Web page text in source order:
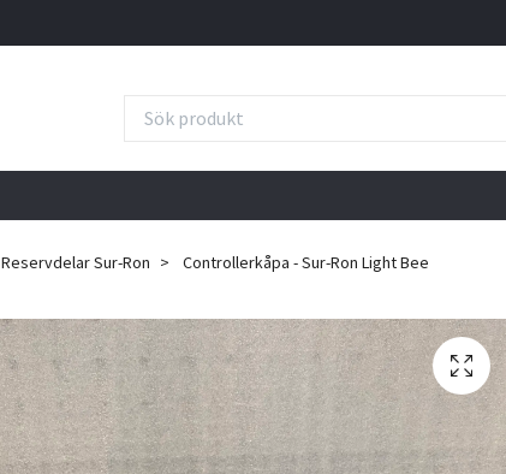
Reservdelar Sur-Ron Controllerkåpa - Sur-Ron Light Bee